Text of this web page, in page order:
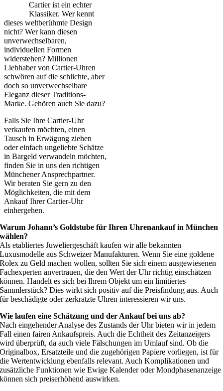
Cartier ist ein echter
Klassiker. Wer kennt
dieses weltberühmte Design
nicht? Wer kann diesen
unverwechselbaren,
individuellen Formen
widerstehen? Millionen
Liebhaber von Cartier-Uhren
schwören auf die schlichte, aber
doch so unverwechselbare
Eleganz dieser Traditions-
Marke. Gehören auch Sie dazu?
Falls Sie Ihre Cartier-Uhr
verkaufen möchten, einen
Tausch in Erwägung ziehen
oder einfach ungeliebte Schätze
in Bargeld verwandeln möchten,
finden Sie in uns den richtigen
Münchener Ansprechpartner.
Wir beraten Sie gern zu den
Möglichkeiten, die mit dem
Ankauf Ihrer Cartier-Uhr
einhergehen.
Warum Johann’s Goldstube für Ihren Uhrenankauf in München
wählen?
Als etabliertes Juweliergeschäft kaufen wir alle bekannten
Luxusmodelle aus Schweizer Manufakturen. Wenn Sie eine goldene
Rolex zu Geld machen wollen, sollten Sie sich einem ausgewiesenen
Fachexperten anvertrauen, die den Wert der Uhr richtig einschätzen
können. Handelt es sich bei Ihrem Objekt um ein limitiertes
Sammlerstück? Dies wirkt sich positiv auf die Preisfindung aus. Auch
für beschädigte oder zerkratzte Uhren interessieren wir uns.
Wie laufen eine Schätzung und der Ankauf bei uns ab?
Nach eingehender Analyse des Zustands der Uhr bieten wir in jedem
Fall einen fairen Ankaufspreis. Auch die Echtheit des Zeitanzeigers
wird überprüft, da auch viele Fälschungen im Umlauf sind. Ob die
Originalbox, Ersatzteile und die zugehörigen Papiere vorliegen, ist für
die Wertentwicklung ebenfalls relevant. Auch Komplikationen und
zusätzliche Funktionen wie Ewige Kalender oder Mondphasenanzeige
können sich preiserhöhend auswirken.